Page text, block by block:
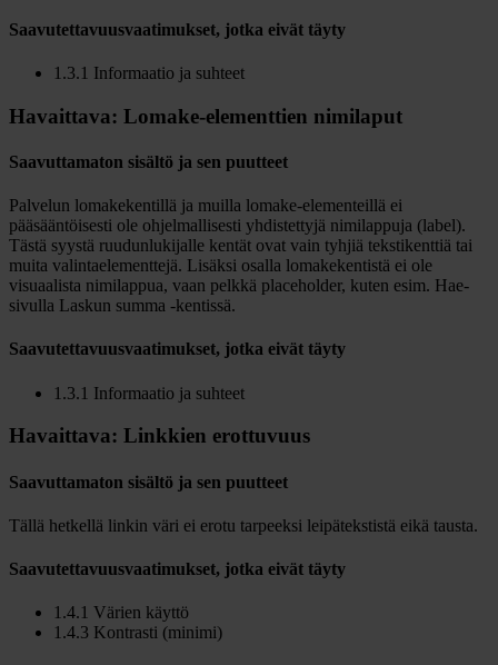
Saavutettavuusvaatimukset, jotka eivät täyty
1.3.1 Informaatio ja suhteet
Havaittava: Lomake-elementtien nimilaput
Saavuttamaton sisältö ja sen puutteet
Palvelun lomakekentillä ja muilla lomake-elementeillä ei
pääsääntöisesti ole ohjelmallisesti yhdistettyjä nimilappuja (label).
Tästä syystä ruudunlukijalle kentät ovat vain tyhjiä tekstikenttiä tai
muita valintaelementtejä. Lisäksi osalla lomakekentistä ei ole
visuaalista nimilappua, vaan pelkkä placeholder, kuten esim. Hae-
sivulla Laskun summa -kentissä.
Saavutettavuusvaatimukset, jotka eivät täyty
1.3.1 Informaatio ja suhteet
Havaittava: Linkkien erottuvuus
Saavuttamaton sisältö ja sen puutteet
Tällä hetkellä linkin väri ei erotu tarpeeksi leipätekstistä eikä tausta.
Saavutettavuusvaatimukset, jotka eivät täyty
1.4.1 Värien käyttö
1.4.3 Kontrasti (minimi)